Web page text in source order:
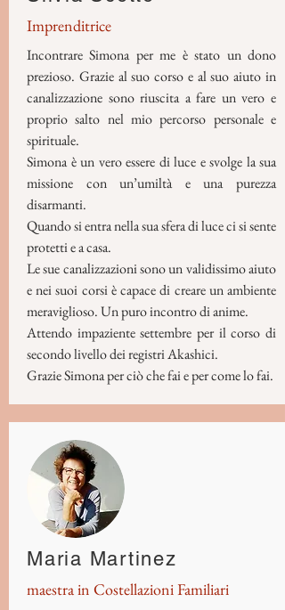
Imprenditrice
Incontrare Simona per me è stato un dono
prezioso. Grazie al suo corso e al suo aiuto in
canalizzazione sono riuscita a fare un vero e
proprio salto nel mio percorso personale e
spirituale.
Simona è un vero essere di luce e svolge la sua
missione con un’umiltà e una purezza
disarmanti.
Quando si entra nella sua sfera di luce ci si sente
protetti e a casa.
Le sue canalizzazioni sono un validissimo aiuto
e nei suoi corsi è capace di creare un ambiente
meraviglioso. Un puro incontro di anime.
Attendo impaziente settembre per il corso di
secondo livello dei registri Akashici.
Grazie Simona per ciò che fai e per come lo fai.
Maria Martinez
maestra in Costellazioni Familiari